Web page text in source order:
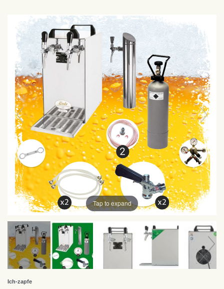
Tap to expand
Ich-zapfe